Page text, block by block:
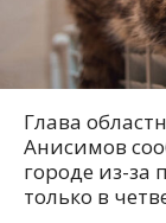
Глава
Анисимов
городе из-за
только в